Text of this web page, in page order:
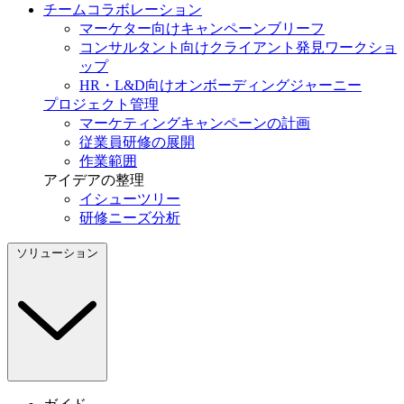
チームコラボレーション
マーケター向けキャンペーンブリーフ
コンサルタント向けクライアント発見ワークショ
ップ
HR・L&D向けオンボーディングジャーニー
プロジェクト管理
マーケティングキャンペーンの計画
従業員研修の展開
作業範囲
アイデアの整理
イシューツリー
研修ニーズ分析
ソリューション